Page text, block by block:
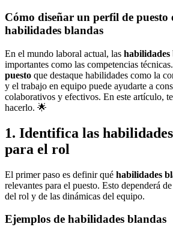
Cómo diseñar un perfil de puesto
habilidades blandas
En el mundo laboral actual, las habilidades
importantes como las competencias
puesto que destaque habilidades como la
y el trabajo en equipo puede ayudarte a
colaborativos y efectivos. En este artículo,
hacerlo. 🌟
1. Identifica las
para el rol
El primer paso es definir qué habilidades
relevantes para el puesto. Esto dependerá
del rol y de las dinámicas del equipo.
Ejemplos de habilidades blandas